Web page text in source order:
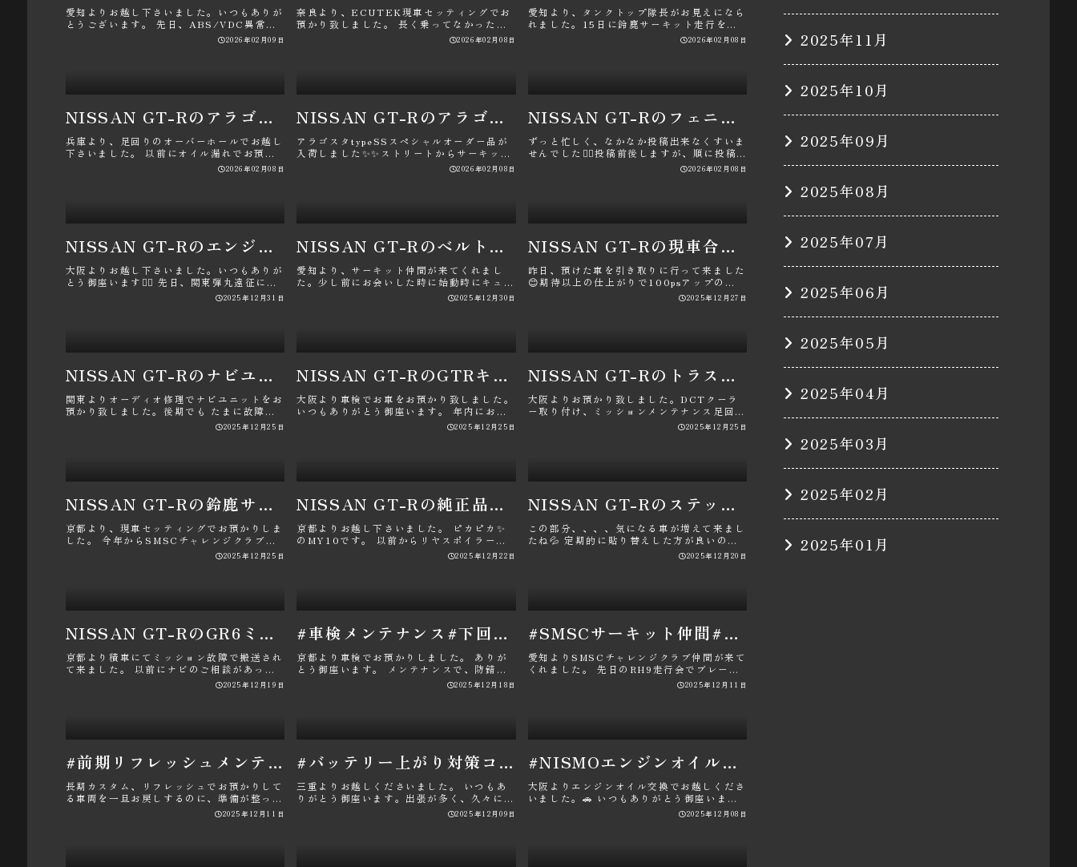
2026年02月09日
愛知よりお越し下さいました。いつもありが
とうございます。 先日、ABS/VDC異常が
出たとの事で、車検も兼ねて･･･
2026年02月08日
奈良より、ECUTEK現車セッティングでお
預かり致しました。 長く乗ってなかったの
で、併せてエンジンオイル、ミ･･･
2026年02月08日
愛知より、タンクトップ隊長がお見えになら
れました。15日に鈴鹿サーキット走行をさ
れるとの事でブレーキパット、フルード･･･
NISSAN GT-RのアラゴスタTypeSA・アラゴスタダンプトロニック・足回りオーバーホール・車高調・パン君に関するカスタム事例
2026年02月08日
兵庫より、足回りのオーバーホールでお越し
下さいました。 以前にオイル漏れでお預か
りしてた商品が出来上がったので･･･
NISSAN GT-RのアラゴスタtypeSS特注品・HALスプリング・GT-R足回り交換・車高調・パン君に関するカスタム事例
2026年02月08日
アラゴスタtypeSSスペシャルオーダー品が
入荷しました✨✨ストリートからサーキット
まで幅広く対応出来る3Way･･･
NISSAN GT-Rのフェニックスパワー京都・現車セッティング・ミッションメンテナンス・デフオイル交換・パン君に関するカスタム事例
2026年02月08日
ずっと忙しく、なかなか投稿出来なくすいま
せんでした🙇‍♂️投稿前後しますが、順に投稿
NISSAN GT-Rのエンジンオイル交換・メンテナンス・年末あいさつ・パン君・株式会社 中嶋ワークスに関するカスタム事例
2025年12月31日
大阪よりお越し下さいました。いつもありが
とう御座います🙇‍♂️ 先日、関東弾丸遠征に行
NISSAN GT-Rのベルト交換・プーリー交換・プロテクションフィルム剥がし・糊剥がし・パン君に関するカスタム事例
2025年12月30日
愛知より、サーキット仲間が来てくれまし
た。少し前にお会いした時に始動時にキュル
キュルと音が鳴り出してたので、プリ･･･
NISSAN GT-Rの現車合わせセッティング・650ps・中嶋ワークス中古車販売・フル排気仕様・パン君に関するカスタム事例
2025年12月27日
昨日、預けた車を引き取りに行って来ました
😊期待以上の仕上がりで100psアップの
650psを得ることが出来ました･･･
NISSAN GT-Rのナビユニット修理・オーディオ故障・画面真っ白・GTR中古車・パン君に関するカスタム事例
2025年12月25日
関東よりオーディオ修理でナビユニットをお
預かり致しました。後期でも たまに故障が
出て来てるようです。こちらのユ･･･
NISSAN GT-RのGTRキャリブレーション・車検メンテナンス・下回りコーティング・各部チェック、調整・パン君に関するカスタム事例
2025年12月25日
大阪より車検でお車をお預かり致しました。
いつもありがとう御座います。 年内にお戻
し出来るように作業を進めていき･･･
NISSAN GT-RのトラストDCTクーラー取り付け・ミッションメンテナンス・リミッター解除・足回り交換・パン君に関するカスタム事例
2025年12月25日
大阪よりお預かり致しました。DCTクーラ
ー取り付け、ミッションメンテナンス足回り
交換アライメント調整ECM、TC･･･
NISSAN GT-Rの鈴鹿サーキット初心者メンバー募集中・ECUTEK現車セッティング・プーストアッププログラム・SMSCチャレンジクラブ・パン君に関するカスタム事例
2025年12月25日
京都より、現車セッティングでお預かりしま
した。 今年からSMSCチャレンジクラブ
groupの仲間に加わって頂き･･･
NISSAN GT-Rの純正品流用ドレスアップ・MY25リヤスポイラー装着・両面テープ剥がし極み・防水処理・パン君に関するカスタム事例
2025年12月22日
京都よりお越し下さいました。 ピカピカ✨
のMY10です。 以前からリヤスポイラーで
のご相談を受けており、オリ･･･
NISSAN GT-Rのステッカー剥がし・糊剥がし・前期アップデート・フルメンテナンス・パン君に関するカスタム事例
2025年12月20日
この部分、、、、気になる車が増えて来まし
たね💦 定期的に貼り替えした方が良いのか
もです。ヒビ割れができたり、変･･･
NISSAN GT-RのGR6ミッション故障修理・油圧センサー故障・中嶋ワークス中古車・コンプリート車両製作・パン君に関するカスタム事例
2025年12月19日
京都より積車にてミッション故障で搬送され
て来ました。 以前にナビのご相談があった
お客様からドライブ中に奇数しか･･･
#車検メンテナンス#下回り防錆処置#車検メンテナンスメニュー#GTR点検#パン君
2025年12月18日
京都より車検でお預かりしました。 ありが
とう御座います。 メンテナンスで、防錆処
置を重点的に行わせて頂きまし･･･
#SMSCサーキット仲間#鈴鹿サーキット#ブレーキローター不具合対策#ENDLESS CC-Rg#パン君
2025年12月11日
愛知よりSMSCチャレンジクラブ仲間が来て
くれました。 先日のRH9走行会でブレーキ
パットが無くなったのでフロ･･･
#前期リフレッシュメンテナンス#ブッシュひび割れ#現車合わせセッティング#目標数値達成650ps#パン君
2025年12月11日
長期カスタム、リフレッシュでお預かりして
る車両を一旦お戻しするのに、準備が整った
のでECUTEK現車合わせに預け･･･
#バッテリー上がり対策コンセント#CTEKバッテリーチャージャー取り付け#ワンタッチ充電カプラー#バッテリー上がり#パン君
2025年12月09日
三重よりお越しくださいました。 いつもあ
りがとう御座います。出張が多く、久々に乗
ろうとされたのですが、バッテリ･･･
#NISMOエンジンオイル交換#吸入空気量学習#ミッション学習#GTRメンテナンス#パン君
2025年12月08日
大阪よりエンジンオイル交換でお越しくださ
いました。🚗 いつもありがとう御座います
2025年11月
2025年10月
2025年09月
2025年08月
2025年07月
2025年06月
2025年05月
2025年04月
2025年03月
2025年02月
2025年01月